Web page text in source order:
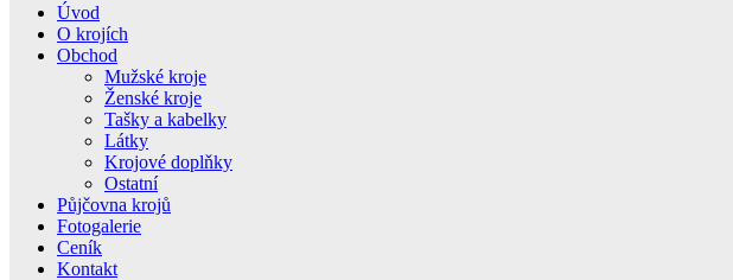
Úvod
O krojích
Obchod
Mužské kroje
Ženské kroje
Tašky a kabelky
Látky
Krojové doplňky
Ostatní
Půjčovna krojů
Fotogalerie
Ceník
Kontakt